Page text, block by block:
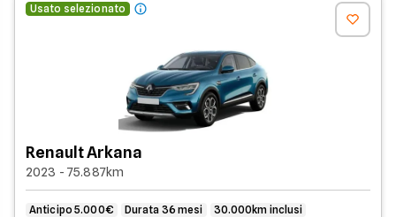
Usato selezionato
Renault Arkana
2023 - 75.887km
Anticipo 5.000€ Durata 36 mesi 30.000km inclusi